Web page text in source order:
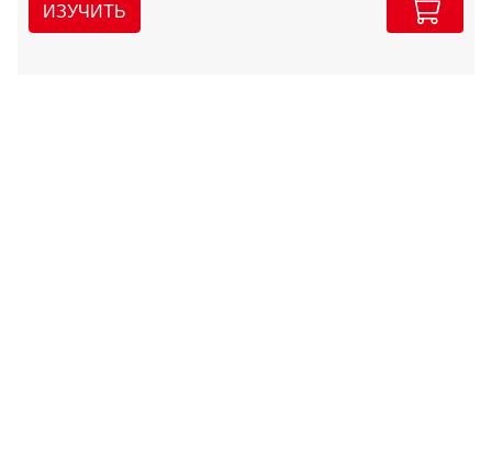
ИЗУЧИТЬ